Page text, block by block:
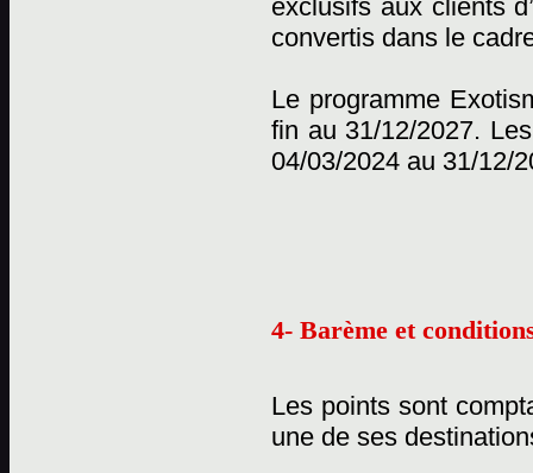
exclusifs aux clients
convertis dans le
Le programme
fin au 31/12/2027.
04/03/2024 au 31/12/
4- Barème et
Les points sont
une de ses